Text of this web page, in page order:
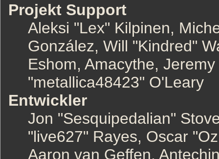
Projekt Support
Aleksi "Lex" Kilpinen,
González, Will "Kindred"
Eshom, Amacythe,
"metallica48423" O'Leary
Entwickler
Jon "Sesquipedalian"
"live627" Rayes, Oscar
Aaron van Geffen,